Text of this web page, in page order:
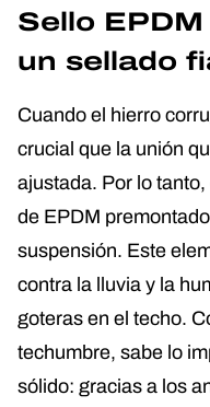
Sello
un sellado
Cuando el hierro
crucial que la unión
ajustada. Por lo
de EPDM
suspensión. Este
contra la lluvia y la
goteras en el techo.
techumbre, sabe lo
sólido: gracias a los